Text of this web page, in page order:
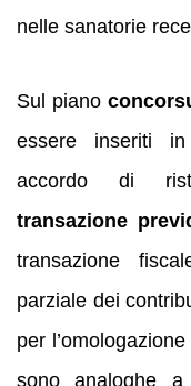
nelle sanatorie
Sul piano
essere inseriti
accordo di
transazione
transazione
parziale dei
per
sono analoghe